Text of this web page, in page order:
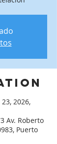
2026,
Av. Roberto
Puerto